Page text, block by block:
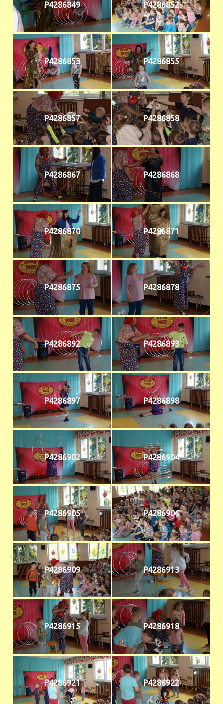
P4286849 P4286852
P4286853 P4286855
P4286857 P4286858
P4286867 P4286868
P4286870 P4286871
P4286875 P4286878
P4286892 P4286893
P4286897 P4286898
P4286902 P4286904
P4286905 P4286906
P4286909 P4286913
P4286915 P4286918
P4286921 P4286922